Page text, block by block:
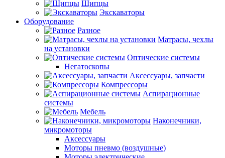
Щипцы
Экскаваторы
Оборудование
Разное
Матрасы, чехлы
на установки
Оптические системы
Негатоскопы
Аксессуары, запчасти
Компрессоры
Аспирационные
системы
Мебель
Наконечники,
микромоторы
Аксессуары
Моторы пневмо (воздушные)